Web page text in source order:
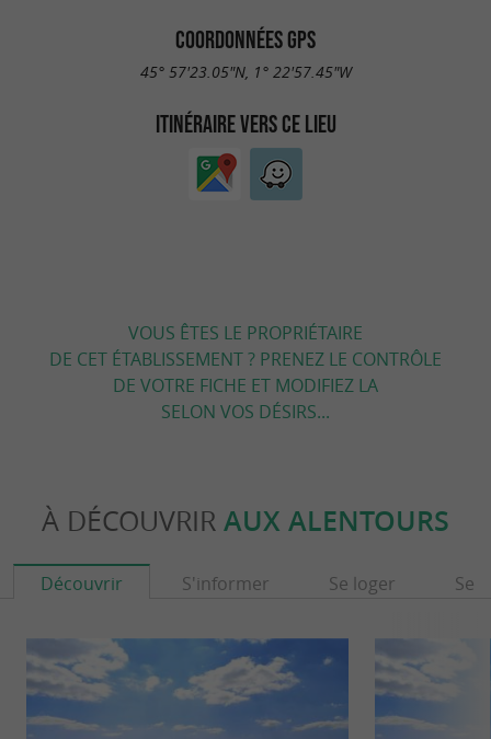
COORDONNÉES GPS
45° 57'23.05"N, 1° 22'57.45"W
ITINÉRAIRE VERS CE LIEU
VOUS ÊTES LE PROPRIÉTAIRE
DE CET ÉTABLISSEMENT ? PRENEZ LE CONTRÔLE
DE VOTRE FICHE ET MODIFIEZ LA
SELON VOS DÉSIRS...
À DÉCOUVRIR AUX ALENTOURS
Découvrir S'informer Se loger Se